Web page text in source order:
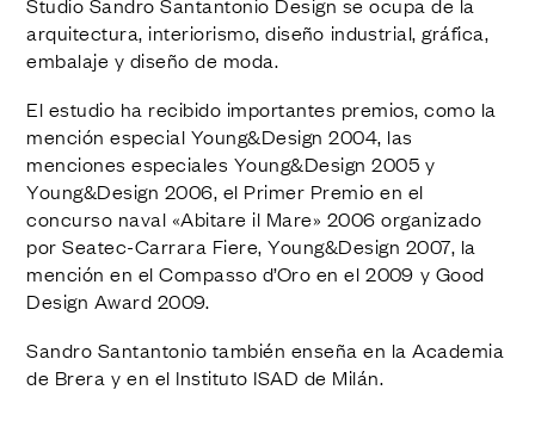
CONTACTOS
arquitectura, interiorismo, diseño industrial, gráfica,
embalaje y diseño de moda.
El estudio ha recibido importantes premios, como la
mención especial Young&Design 2004, las
menciones especiales Young&Design 2005 y
Young&Design 2006, el Primer Premio en el
concurso naval «Abitare il Mare» 2006 organizado
por Seatec-Carrara Fiere, Young&Design 2007, la
mención en el Compasso d’Oro en el 2009 y Good
Design Award 2009.
Sandro Santantonio también enseña en la Academia
de Brera y en el Instituto ISAD de Milán.